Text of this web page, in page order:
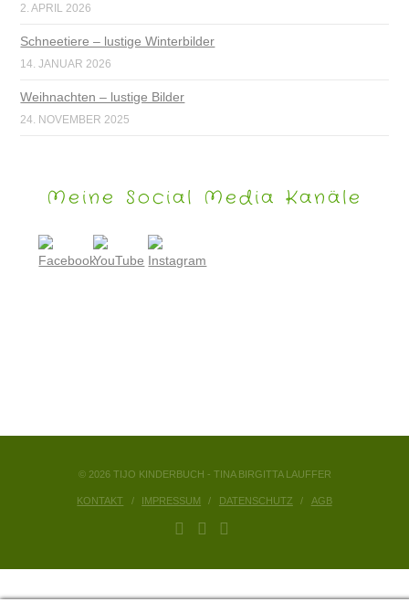
2. APRIL 2026
Schneetiere – lustige Winterbilder
14. JANUAR 2026
Weihnachten – lustige Bilder
24. NOVEMBER 2025
Meine Social Media Kanäle
© 2026 TIJO KINDERBUCH - TINA BIRGITTA LAUFFER
KONTAKT IMPRESSUM DATENSCHUTZ AGB